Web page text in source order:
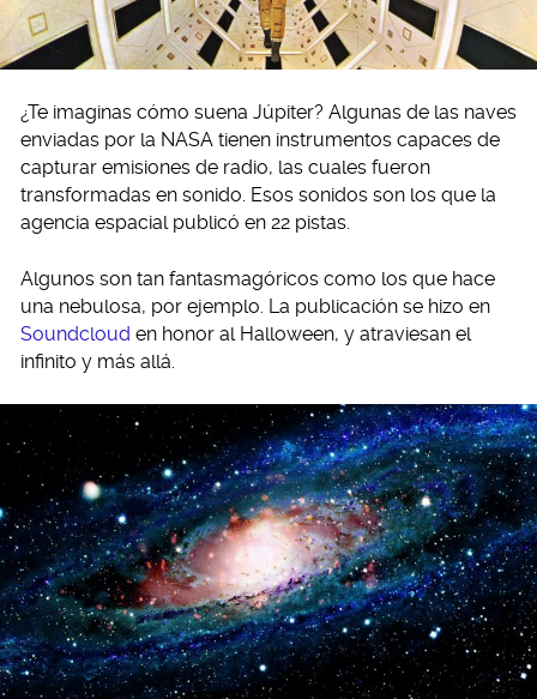
¿Te imaginas cómo suena Júpiter? Algunas de las naves
enviadas por la NASA tienen instrumentos capaces de
capturar emisiones de radio, las cuales fueron
transformadas en sonido. Esos sonidos son los que la
agencia espacial publicó en 22 pistas.
Algunos son tan fantasmagóricos como los que hace
una nebulosa, por ejemplo. La publicación se hizo en
Soundcloud en honor al Halloween, y atraviesan el
infinito y más allá.